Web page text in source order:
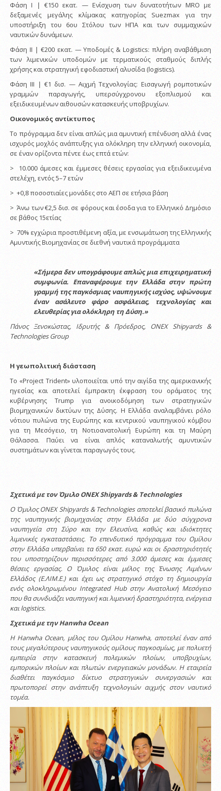
Φάση Ι | €150 εκατ. — Ενίσχυση των δυνατοτήτων MRO με
δεξαμενές μεγάλης κλίμακας κατηγορίας Suezmax για την
υποστήριξη του 6ου Στόλου των ΗΠΑ και των συμμαχικών
ναυτικών δυνάμεων.
Φάση ΙΙ | €200 εκατ. — Υποδομές & Logistics: πλήρη αναβάθμιση
των λιμενικών υποδομών με τερματικούς σταθμούς διπλής
χρήσης και στρατηγική εφοδιαστική αλυσίδα (logistics).
Φάση ΙΙΙ | €1 δισ. — Αιχμή Τεχνολογίας: Εισαγωγή ρομποτικών
γραμμών παραγωγής, υπερσύγχρονου εξοπλισμού και
εξειδικευμένων αιθουσών κατασκευής υποβρυχίων.
Οικονομικός αντίκτυπος
Το πρόγραμμα δεν είναι απλώς μια αμυντική επένδυση αλλά ένας
ισχυρός μοχλός ανάπτυξης για ολόκληρη την ελληνική οικονομία,
σε έναν ορίζοντα πέντε έως επτά ετών:
> 10.000 άμεσες και έμμεσες θέσεις εργασίας για εξειδικευμένα
στελέχη, εντός 5–7 ετών
> +0,8 ποσοστιαίες μονάδες στο ΑΕΠ σε ετήσια βάση
> Άνω των €2,5 δισ. σε φόρους και έσοδα για το Ελληνικό Δημόσιο
σε βάθος 15ετίας
> 70% εγχώρια προστιθέμενη αξία, με ενσωμάτωση της Ελληνικής
Αμυντικής Βιομηχανίας σε διεθνή ναυτικά προγράμματα
«Σήμερα δεν υπογράφουμε απλώς μια επιχειρηματική
συμφωνία. Επαναφέρουμε την Ελλάδα στην πρώτη
γραμμή της παγκόσμιας ναυπηγικής ισχύος, υψώνουμε
έναν ασάλευτο φάρο ασφάλειας, τεχνολογίας και
ελευθερίας για ολόκληρη τη Δύση.»
Πάνος Ξενοκώστας, Ιδρυτής & Πρόεδρος, ONEX Shipyards&
Technologies Group
Η γεωπολιτική διάσταση
Το «Project Trident» υλοποιείται υπό την αιγίδα της αμερικανικής
ηγεσίας και αποτελεί έμπρακτη έκφραση του οράματος της
κυβέρνησης Trump για ανοικοδόμηση των στρατηγικών
βιομηχανικών δικτύων της Δύσης. Η Ελλάδα αναλαμβάνει ρόλο
νότιου πυλώνα της Ευρώπης και κεντρικού ναυπηγικού κόμβου
για τη Μεσόγειο, τη Νοτιοανατολική Ευρώπη και τη Μαύρη
Θάλασσα. Παύει να είναι απλός καταναλωτής αμυντικών
συστημάτων και γίνεται παραγωγός τους.
Σχετικά με τον ΌμιλοONEXShipyards& Technologies
Ο ΌμιλοςONEX Shipyards& Technologiesαποτελεί βασικό πυλώνα
της ναυπηγικής βιομηχανίας στην Ελλάδα με δύο σύγχρονα
ναυπηγεία στη Σύρο και την Ελευσίνα, καθώς και ιδιόκτητες
λιμενικές εγκαταστάσεις. Το επενδυτικό πρόγραμμα του Ομίλου
στην Ελλάδα υπερβαίνει τα 650 εκατ. ευρώ και οι δραστηριότητές
του υποστηρίζουν περισσότερες από 3.000 άμεσες και έμμεσες
θέσεις εργασίας. Ο Όμιλος είναι μέλος της Ένωσης Λιμένων
Ελλάδος (Ε.ΛΙΜ.Ε.) και έχει ως στρατηγικό στόχο τη δημιουργία
ενός ολοκληρωμένου Integrated Hubστην Ανατολική Μεσόγειο
που θα συνδυάζει ναυπηγική και λιμενική δραστηριότητα, ενέργεια
καιlogistics.
Σχετικά με τηνHanwha Ocean
Η Hanwha Ocean, μέλος του Ομίλου Hanwha, αποτελεί έναν από
τους μεγαλύτερους ναυπηγικούς ομίλους παγκοσμίως, με πολυετή
εμπειρία στην κατασκευή πολεμικών πλοίων, υποβρυχίων,
εμπορικών πλοίων και πλωτών ενεργειακών μονάδων. Η εταιρεία
διαθέτει παγκόσμιο δίκτυο στρατηγικών συνεργασιών και
πρωτοπορεί στην ανάπτυξη τεχνολογιών αιχμής στον ναυτικό
τομέα.